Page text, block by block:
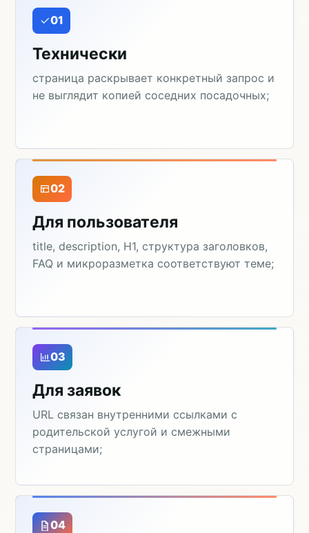
01
Технически
страница раскрывает конкретный запрос и
не выглядит копией соседних посадочных;
02
Для пользователя
title, description, H1, структура заголовков,
FAQ и микроразметка соответствуют теме;
03
Для заявок
URL связан внутренними ссылками с
родительской услугой и смежными
страницами;
04